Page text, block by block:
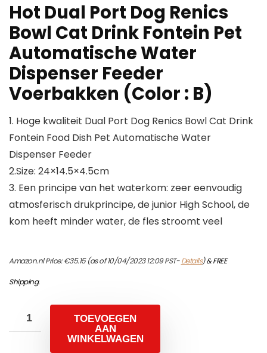
Hot Dual Port Dog Renics
Bowl Cat Drink Fontein Pet
Automatische Water
Dispenser Feeder
Voerbakken (Color : B)
1. Hoge kwaliteit Dual Port Dog Renics Bowl Cat Drink
Fontein Food Dish Pet Automatische Water
Dispenser Feeder
2.Size: 24×14.5×4.5cm
3. Een principe van het waterkom: zeer eenvoudig
atmosferisch drukprincipe, de junior High School, de
kom heeft minder water, de fles stroomt veel
Amazon.nl Price:€35.15(as of 10/04/2023 12:09 PST-Details)&FREE
Shipping.
TOEVOEGEN
AAN
WINKELWAGEN